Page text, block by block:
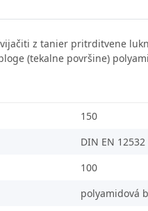
z tanier pritrditvene
(tekalne površine)
150
DIN EN 12532
100
polyamidová